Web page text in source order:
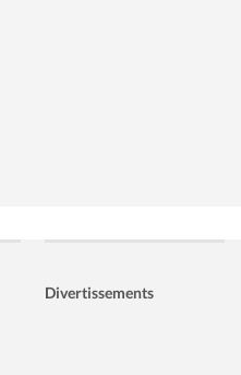
Divertissements